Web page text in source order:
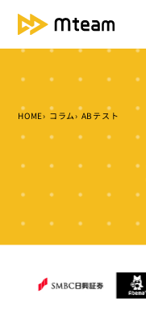
HOME コラム ABテスト